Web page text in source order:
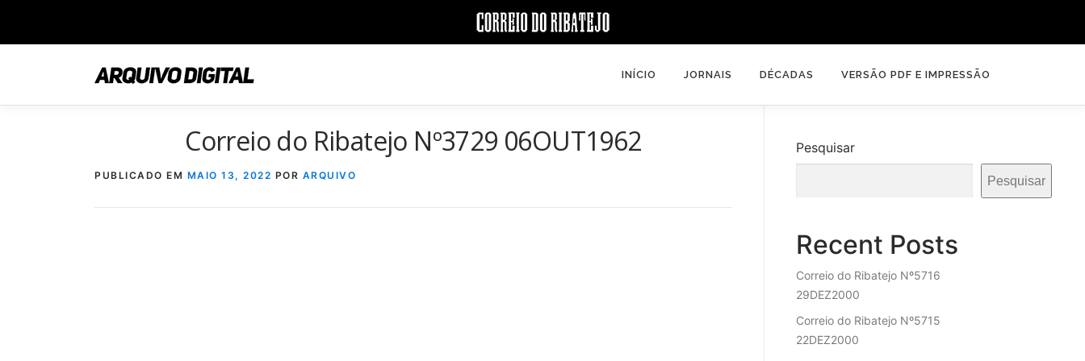
INÍCIO JORNAIS DÉCADAS VERSÃO PDF E IMPRESSÃO
Correio do Ribatejo Nº3729 06OUT1962
PUBLICADO EM MAIO 13, 2022 POR ARQUIVO
Pesquisar
Pesquisar
Recent Posts
Correio do Ribatejo Nº5716
29DEZ2000
Correio do Ribatejo Nº5715
22DEZ2000